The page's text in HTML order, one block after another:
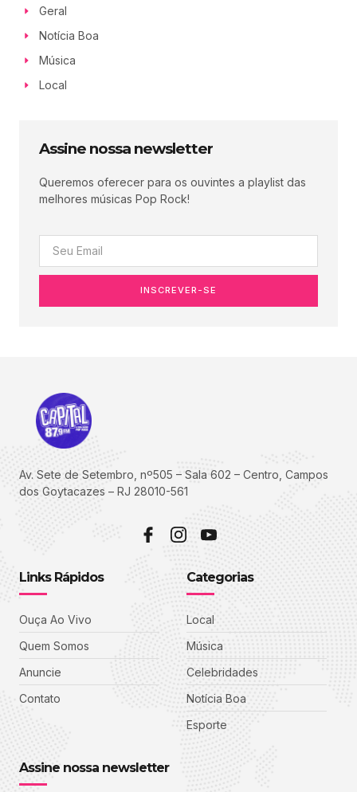
Geral
Notícia Boa
Música
Local
Assine nossa newsletter
Queremos oferecer para os ouvintes a playlist das
melhores músicas Pop Rock!
INSCREVER-SE
Av. Sete de Setembro, nº505 – Sala 602 – Centro, Campos
dos Goytacazes – RJ 28010-561
Links Rápidos
Ouça Ao Vivo
Quem Somos
Anuncie
Contato
Categorias
Local
Música
Celebridades
Notícia Boa
Esporte
Assine nossa newsletter